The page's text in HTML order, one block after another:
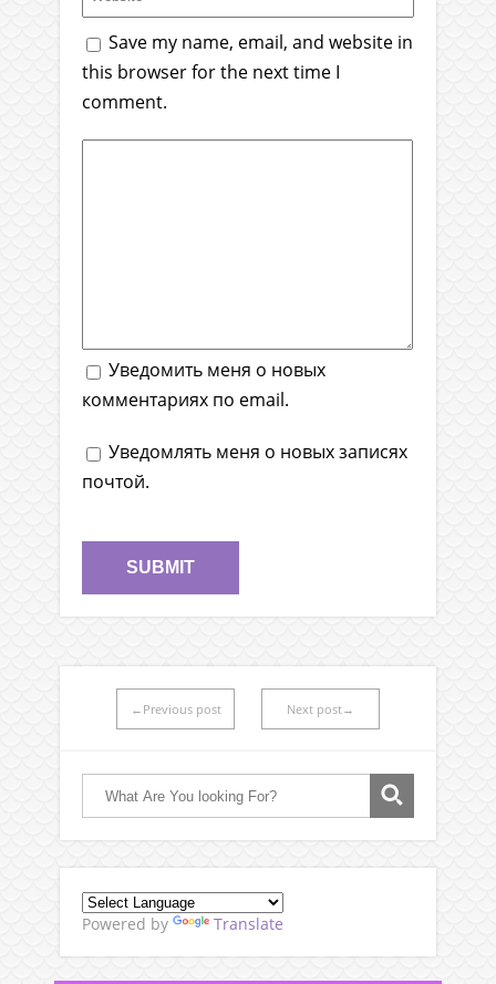
Save my name, email, and website in
this browser for the next time I
comment.
Уведомить меня о новых
комментариях по email.
Уведомлять меня о новых записях
почтой.
←Previous post Next post→
Powered by Translate